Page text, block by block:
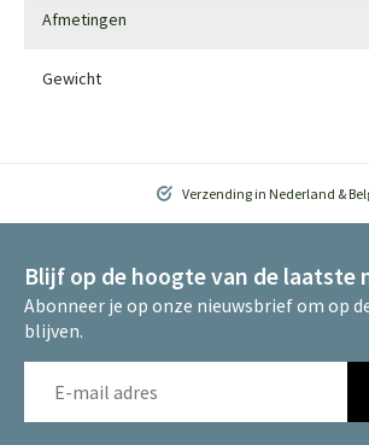
Afmetingen
Gewicht
Verzending in Nederland &
Blijf op de hoogte van de laatste
Abonneer je op onze nieuwsbrief om op
blijven.